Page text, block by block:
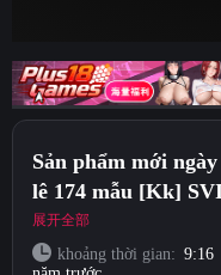
Trung tâm truyền
Image search
Short Videos
Sản phẩm mới
lê 174 mẫu [Kk]
đào đẹp nhất với độ
展开全部
khoảng thời gian: 9:16